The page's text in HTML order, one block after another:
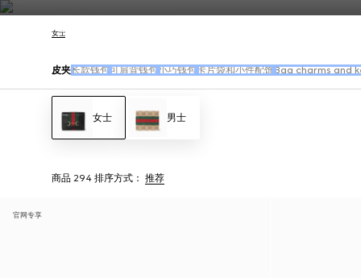
女士
皮夹 长款钱包 可肩背钱包 小巧钱包 卡片袋和小件配饰 Bag charms and
女士 男士
商品 294 排序方式： 推荐
官网专享